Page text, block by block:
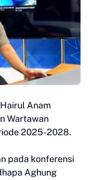
Hairul Anam
Wartawan
2025-2028.
pada konferensi
Aghung